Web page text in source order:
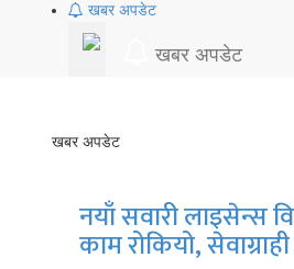
खबर अपडेट
खबर अपडेट
खबर अपडेट
नयाँ सवारी लाइसेन्स
काम रोकियो,